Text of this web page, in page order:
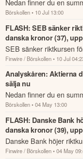
Nedan finner du en
som har rapporterats
Börskollen • 10 Jul 13:00
FLASH: SEB sänker
danska kronor (37),
SEB sänker riktkursen
(37), upprepar behåll.
Finwire / Börskollen • 10 Jul
Analyskåren: Aktierna
sälja nu
Nedan finner du en
som har rapporterats
Börskollen • 04 May 13:00
FLASH: Danske Bank
danska kronor (39),
Danske Bank höjer
kronor (39), upprepar köp
Finwire / Börskollen • 04 May